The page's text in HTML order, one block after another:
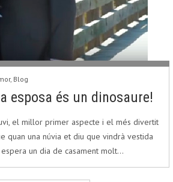
, Blog
esposa és un dinosaure!
el millor primer aspecte i el més divertit
quan una núvia et diu que vindrà vestida
un dia de casament molt…